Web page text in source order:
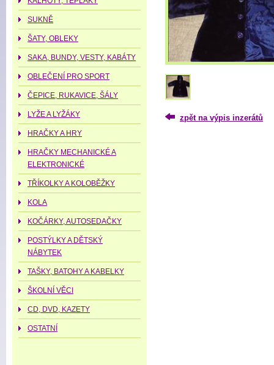
zpět na výpis inzerátů
SUKNĚ
ŠATY, OBLEKY
SAKA, BUNDY, VESTY, KABÁTY
OBLEČENÍ PRO SPORT
ČEPICE, RUKAVICE, ŠÁLY
LYŽE A LYŽÁKY
HRAČKY A HRY
HRAČKY MECHANICKÉ A
ELEKTRONICKÉ
TŘÍKOLKY A KOLOBĚŽKY
KOLA
KOČÁRKY, AUTOSEDAČKY
POSTÝLKY A DĚTSKÝ
NÁBYTEK
TAŠKY, BATOHY A KABELKY
ŠKOLNÍ VĚCI
CD, DVD, KAZETY
OSTATNÍ